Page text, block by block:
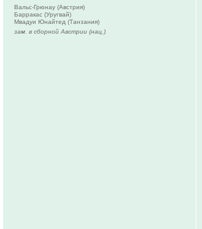
Вальс-Грюнау (Австрия)
Барракас (Уругвай)
Мвадуи Юнайтед (Танзания)
зам. в сборной Австрии (нац.)